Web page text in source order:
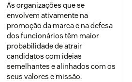
As organizações que se
envolvem ativamente na
promoção da marca e na defesa
dos funcionários têm maior
probabilidade de atrair
candidatos com ideias
semelhantes e alinhados com os
seus valores e missão.